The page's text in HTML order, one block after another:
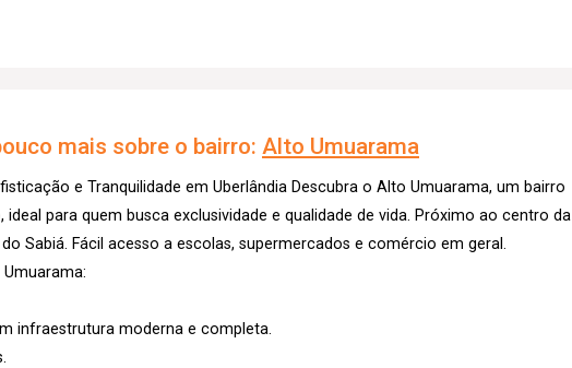
mais sobre o bairro: Alto Umuarama
e Tranquilidade em Uberlândia Descubra o Alto Umuarama, um bairro
ideal para quem busca exclusividade e qualidade de vida. Próximo ao centro da
Sabiá. Fácil acesso a escolas, supermercados e comércio em geral.
infraestrutura moderna e completa.